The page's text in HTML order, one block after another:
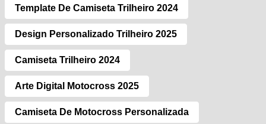
Template De Camiseta Trilheiro 2024
Design Personalizado Trilheiro 2025
Camiseta Trilheiro 2024
Arte Digital Motocross 2025
Camiseta De Motocross Personalizada